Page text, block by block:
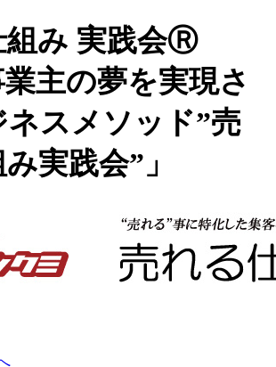
組み 実践会Ⓡ
業主の夢を実現さ
スメソッド”売
実践会”」